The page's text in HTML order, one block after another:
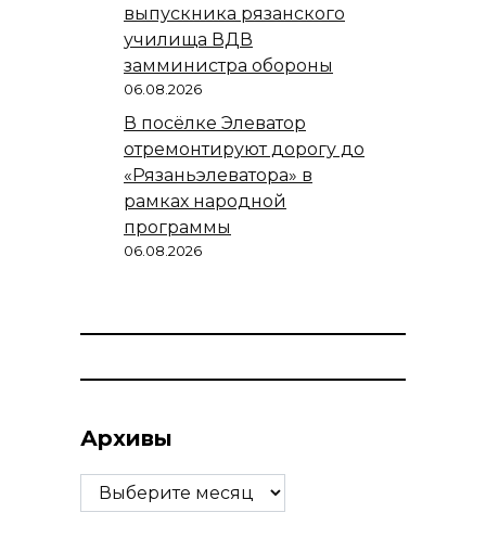
выпускника рязанского
училища ВДВ
замминистра обороны
06.08.2026
В посёлке Элеватор
отремонтируют дорогу до
«Рязаньэлеватора» в
рамках народной
программы
06.08.2026
Архивы
Архивы